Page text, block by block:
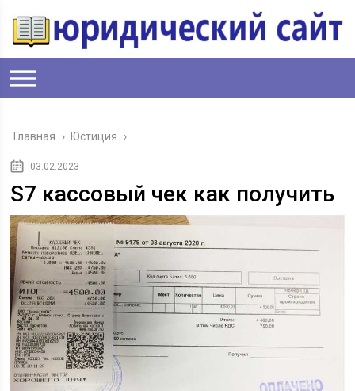
Главная › Юстиция ›
03.02.2023
S7 кассовый чек как получить